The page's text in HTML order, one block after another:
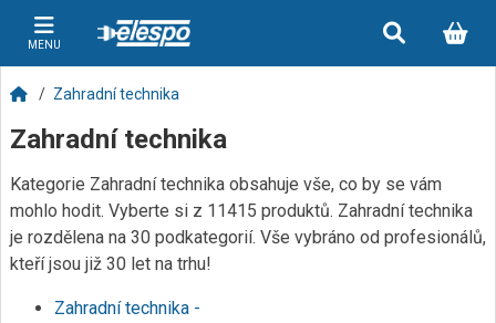
MENU
Zahradní technika
Zahradní technika
Kategorie Zahradní technika obsahuje vše, co by se vám
mohlo hodit. Vyberte si z 11415 produktů. Zahradní technika
je rozdělena na 30 podkategorií. Vše vybráno od profesionálů,
kteří jsou již 30 let na trhu!
Zahradní technika -